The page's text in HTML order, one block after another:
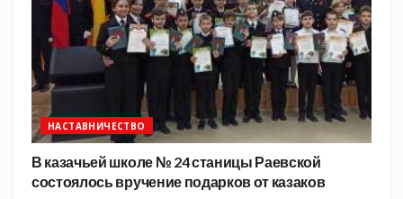
НАСТАВНИЧЕСТВО
В казачьей школе № 24 станицы Раевской
состоялось вручение подарков от казаков